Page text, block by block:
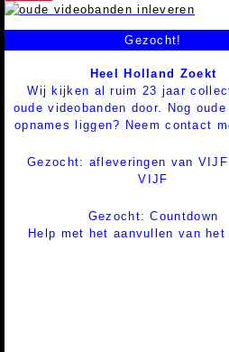
Gezocht!
Heel Holland Zoekt
Wij kijken al ruim 23 jaar
oude videobanden door. Nog
opnames liggen? Neem contact
Gezocht: afleveringen van VIJF
VIJF
Gezocht: Countdown
Help met het aanvullen van het